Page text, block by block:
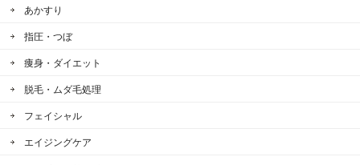
あかすり
指圧・つぼ
痩身・ダイエット
脱毛・ムダ毛処理
フェイシャル
エイジングケア